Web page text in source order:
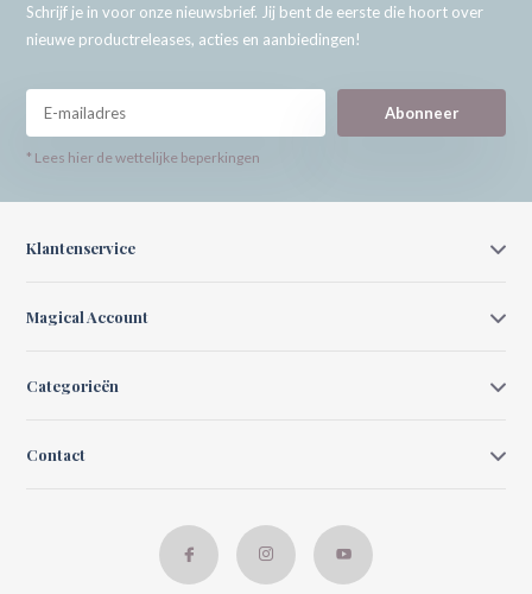
Schrijf je in voor onze nieuwsbrief. Jij bent de eerste die hoort over
nieuwe productreleases, acties en aanbiedingen!
Abonneer
* Lees hier de wettelijke beperkingen
Klantenservice
Magical Account
Categorieën
Contact